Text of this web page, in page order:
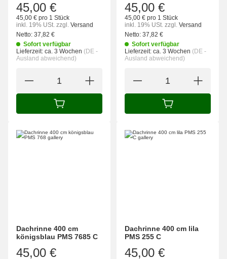
45,00 €
45,00 € pro 1 Stück
inkl. 19% USt. zzgl. Versand
Netto: 37,82 €
Sofort verfügbar
Lieferzeit: ca. 3 Wochen (DE -
Ausland abweichend)
IN DEN WARENKORB
45,00 €
45,00 € pro 1 Stück
inkl. 19% USt. zzgl. Versand
Netto: 37,82 €
Sofort verfügbar
Lieferzeit: ca. 3 Wochen (DE -
Ausland abweichend)
IN DEN
Dachrinne 400 cm
königsblau PMS 7685 C
45,00 €
Dachrinne 400 cm lila
PMS 255 C
45,00 €